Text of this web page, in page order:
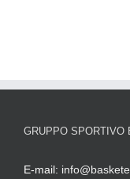
GRUPPO SPORTIVO
E-mail: